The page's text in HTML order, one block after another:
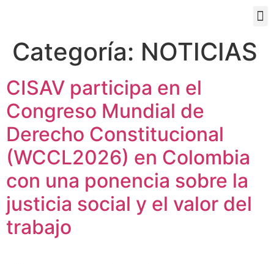
Categoría: NOTICIAS
CISAV participa en el
Congreso Mundial de
Derecho Constitucional
(WCCL2026) en Colombia
con una ponencia sobre la
justicia social y el valor del
trabajo